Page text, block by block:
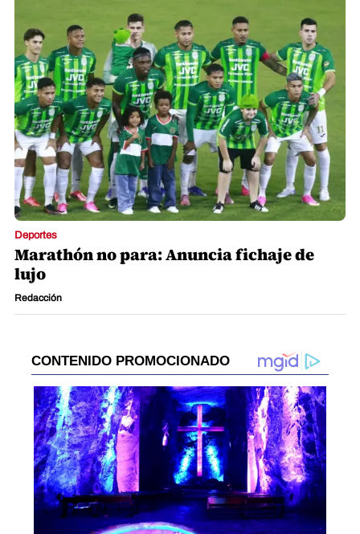
Deportes
Marathón no para: Anuncia fichaje de
lujo
Redacción